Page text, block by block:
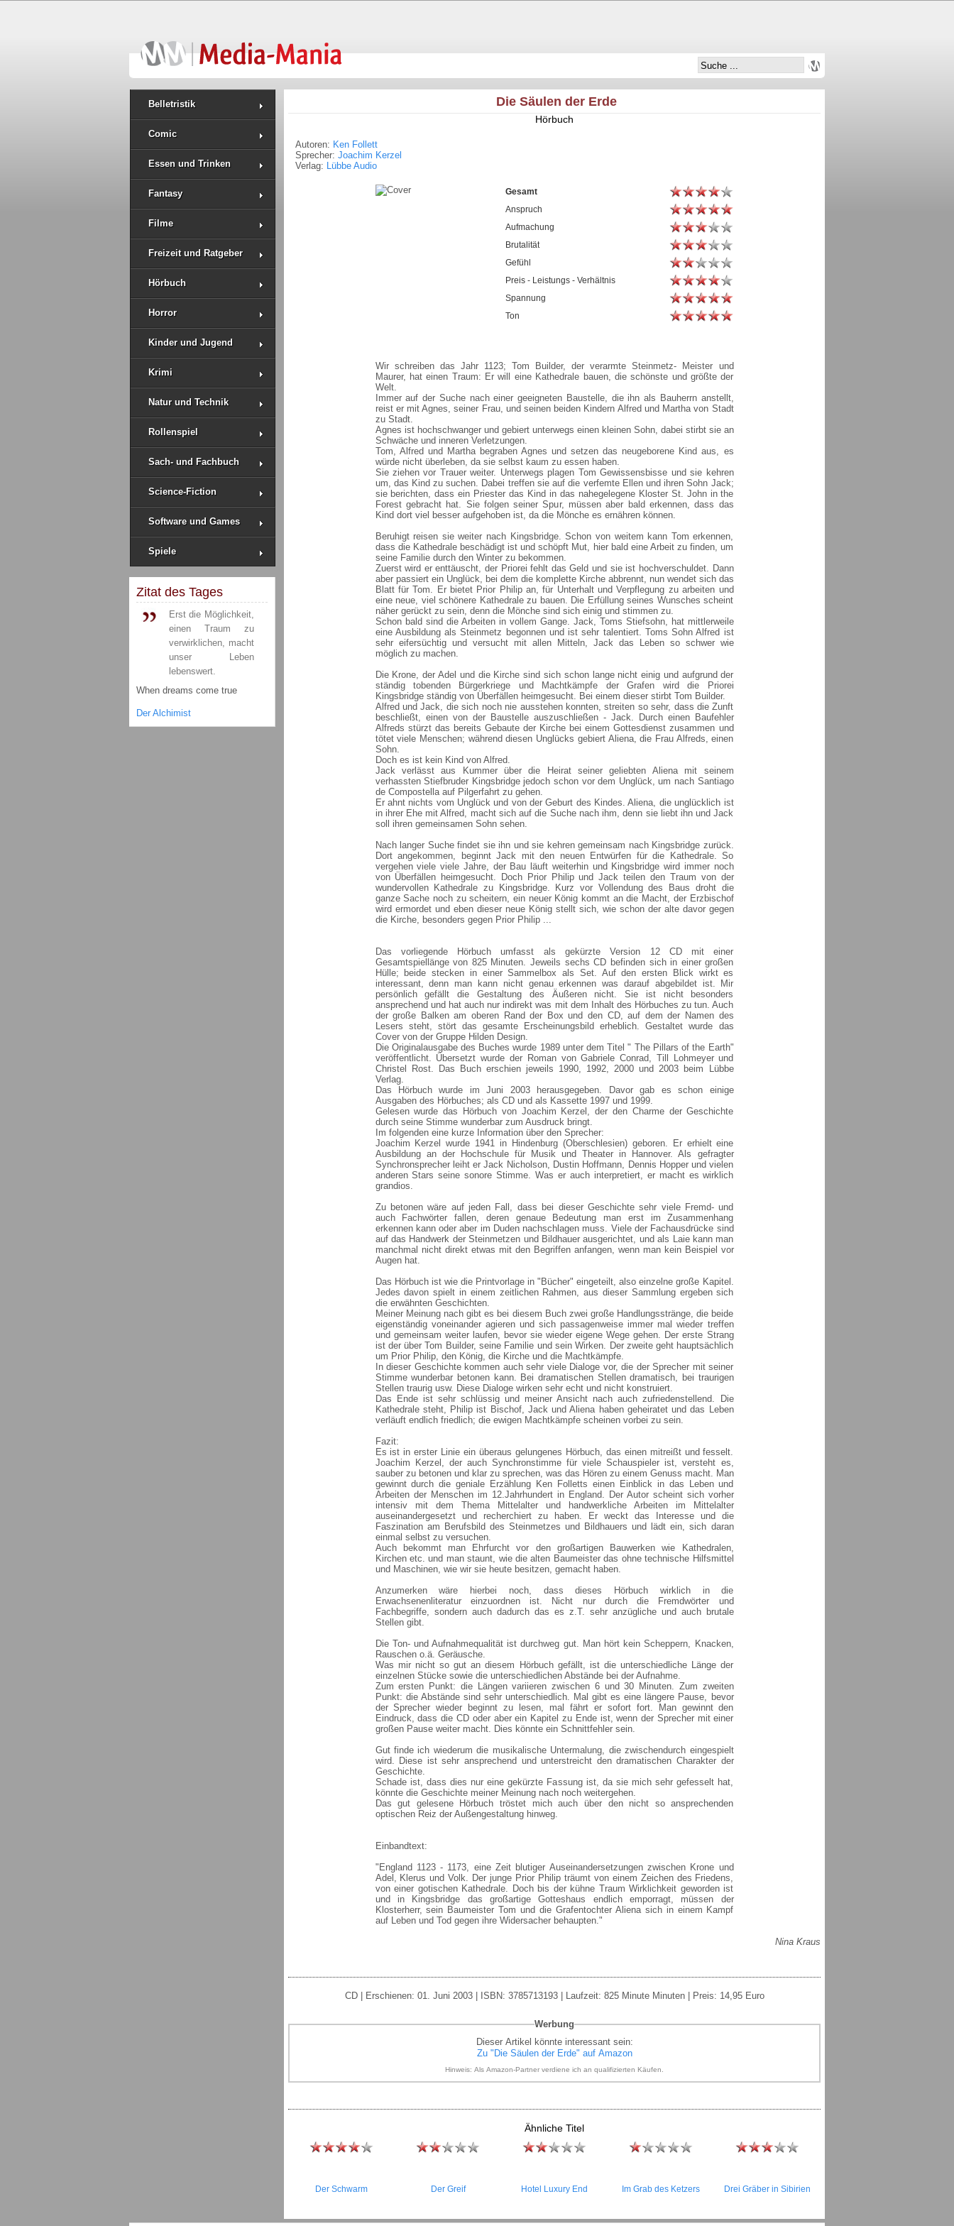
Belletristik
Comic
Essen und Trinken
Fantasy
Filme
Freizeit und Ratgeber
Hörbuch
Horror
Kinder und Jugend
Krimi
Natur und Technik
Rollenspiel
Sach- und Fachbuch
Science-Fiction
Software und Games
Spiele
Zitat des Tages
Erst die Möglichkeit,
einen Traum zu
verwirklichen, macht
unser Leben
lebenswert.
When dreams come true
Der Alchimist
Die Säulen der Erde
Hörbuch
Autoren: Ken Follett
Sprecher: Joachim Kerzel
Verlag: Lübbe Audio
Gesamt
Anspruch
Aufmachung
Brutalität
Gefühl
Preis - Leistungs - Verhältnis
Spannung
Ton
Wir schreiben das Jahr 1123; Tom Builder, der verarmte Steinmetz- Meister und
Maurer, hat einen Traum: Er will eine Kathedrale bauen, die schönste und größte der
Welt.
Immer auf der Suche nach einer geeigneten Baustelle, die ihn als Bauherrn anstellt,
reist er mit Agnes, seiner Frau, und seinen beiden Kindern Alfred und Martha von Stadt
zu Stadt.
Agnes ist hochschwanger und gebiert unterwegs einen kleinen Sohn, dabei stirbt sie an
Schwäche und inneren Verletzungen.
Tom, Alfred und Martha begraben Agnes und setzen das neugeborene Kind aus, es
würde nicht überleben, da sie selbst kaum zu essen haben.
Sie ziehen vor Trauer weiter. Unterwegs plagen Tom Gewissensbisse und sie kehren
um, das Kind zu suchen. Dabei treffen sie auf die verfemte Ellen und ihren Sohn Jack;
sie berichten, dass ein Priester das Kind in das nahegelegene Kloster St. John in the
Forest gebracht hat. Sie folgen seiner Spur, müssen aber bald erkennen, dass das
Kind dort viel besser aufgehoben ist, da die Mönche es ernähren können.
Beruhigt reisen sie weiter nach Kingsbridge. Schon von weitem kann Tom erkennen,
dass die Kathedrale beschädigt ist und schöpft Mut, hier bald eine Arbeit zu finden, um
seine Familie durch den Winter zu bekommen.
Zuerst wird er enttäuscht, der Priorei fehlt das Geld und sie ist hochverschuldet. Dann
aber passiert ein Unglück, bei dem die komplette Kirche abbrennt, nun wendet sich das
Blatt für Tom. Er bietet Prior Philip an, für Unterhalt und Verpflegung zu arbeiten und
eine neue, viel schönere Kathedrale zu bauen. Die Erfüllung seines Wunsches scheint
näher gerückt zu sein, denn die Mönche sind sich einig und stimmen zu.
Schon bald sind die Arbeiten in vollem Gange. Jack, Toms Stiefsohn, hat mittlerweile
eine Ausbildung als Steinmetz begonnen und ist sehr talentiert. Toms Sohn Alfred ist
sehr eifersüchtig und versucht mit allen Mitteln, Jack das Leben so schwer wie
möglich zu machen.
Die Krone, der Adel und die Kirche sind sich schon lange nicht einig und aufgrund der
ständig tobenden Bürgerkriege und Machtkämpfe der Grafen wird die Priorei
Kingsbridge ständig von Überfällen heimgesucht. Bei einem dieser stirbt Tom Builder.
Alfred und Jack, die sich noch nie ausstehen konnten, streiten so sehr, dass die Zunft
beschließt, einen von der Baustelle auszuschließen - Jack. Durch einen Baufehler
Alfreds stürzt das bereits Gebaute der Kirche bei einem Gottesdienst zusammen und
tötet viele Menschen; während diesen Unglücks gebiert Aliena, die Frau Alfreds, einen
Sohn.
Doch es ist kein Kind von Alfred.
Jack verlässt aus Kummer über die Heirat seiner geliebten Aliena mit seinem
verhassten Stiefbruder Kingsbridge jedoch schon vor dem Unglück, um nach Santiago
de Compostella auf Pilgerfahrt zu gehen.
Er ahnt nichts vom Unglück und von der Geburt des Kindes. Aliena, die unglücklich ist
in ihrer Ehe mit Alfred, macht sich auf die Suche nach ihm, denn sie liebt ihn und Jack
soll ihren gemeinsamen Sohn sehen.
Nach langer Suche findet sie ihn und sie kehren gemeinsam nach Kingsbridge zurück.
Dort angekommen, beginnt Jack mit den neuen Entwürfen für die Kathedrale. So
vergehen viele viele Jahre, der Bau läuft weiterhin und Kingsbridge wird immer noch
von Überfällen heimgesucht. Doch Prior Philip und Jack teilen den Traum von der
wundervollen Kathedrale zu Kingsbridge. Kurz vor Vollendung des Baus droht die
ganze Sache noch zu scheitern, ein neuer König kommt an die Macht, der Erzbischof
wird ermordet und eben dieser neue König stellt sich, wie schon der alte davor gegen
die Kirche, besonders gegen Prior Philip ...
Das vorliegende Hörbuch umfasst als gekürzte Version 12 CD mit einer
Gesamtspiellänge von 825 Minuten. Jeweils sechs CD befinden sich in einer großen
Hülle; beide stecken in einer Sammelbox als Set. Auf den ersten Blick wirkt es
interessant, denn man kann nicht genau erkennen was darauf abgebildet ist. Mir
persönlich gefällt die Gestaltung des Äußeren nicht. Sie ist nicht besonders
ansprechend und hat auch nur indirekt was mit dem Inhalt des Hörbuches zu tun. Auch
der große Balken am oberen Rand der Box und den CD, auf dem der Namen des
Lesers steht, stört das gesamte Erscheinungsbild erheblich. Gestaltet wurde das
Cover von der Gruppe Hilden Design.
Die Originalausgabe des Buches wurde 1989 unter dem Titel " The Pillars of the Earth"
veröffentlicht. Übersetzt wurde der Roman von Gabriele Conrad, Till Lohmeyer und
Christel Rost. Das Buch erschien jeweils 1990, 1992, 2000 und 2003 beim Lübbe
Verlag.
Das Hörbuch wurde im Juni 2003 herausgegeben. Davor gab es schon einige
Ausgaben des Hörbuches; als CD und als Kassette 1997 und 1999.
Gelesen wurde das Hörbuch von Joachim Kerzel, der den Charme der Geschichte
durch seine Stimme wunderbar zum Ausdruck bringt.
Im folgenden eine kurze Information über den Sprecher:
Joachim Kerzel wurde 1941 in Hindenburg (Oberschlesien) geboren. Er erhielt eine
Ausbildung an der Hochschule für Musik und Theater in Hannover. Als gefragter
Synchronsprecher leiht er Jack Nicholson, Dustin Hoffmann, Dennis Hopper und vielen
anderen Stars seine sonore Stimme. Was er auch interpretiert, er macht es wirklich
grandios.
Zu betonen wäre auf jeden Fall, dass bei dieser Geschichte sehr viele Fremd- und
auch Fachwörter fallen, deren genaue Bedeutung man erst im Zusammenhang
erkennen kann oder aber im Duden nachschlagen muss. Viele der Fachausdrücke sind
auf das Handwerk der Steinmetzen und Bildhauer ausgerichtet, und als Laie kann man
manchmal nicht direkt etwas mit den Begriffen anfangen, wenn man kein Beispiel vor
Augen hat.
Das Hörbuch ist wie die Printvorlage in "Bücher" eingeteilt, also einzelne große Kapitel.
Jedes davon spielt in einem zeitlichen Rahmen, aus dieser Sammlung ergeben sich
die erwähnten Geschichten.
Meiner Meinung nach gibt es bei diesem Buch zwei große Handlungsstränge, die beide
eigenständig voneinander agieren und sich passagenweise immer mal wieder treffen
und gemeinsam weiter laufen, bevor sie wieder eigene Wege gehen. Der erste Strang
ist der über Tom Builder, seine Familie und sein Wirken. Der zweite geht hauptsächlich
um Prior Philip, den König, die Kirche und die Machtkämpfe.
In dieser Geschichte kommen auch sehr viele Dialoge vor, die der Sprecher mit seiner
Stimme wunderbar betonen kann. Bei dramatischen Stellen dramatisch, bei traurigen
Stellen traurig usw. Diese Dialoge wirken sehr echt und nicht konstruiert.
Das Ende ist sehr schlüssig und meiner Ansicht nach auch zufriedenstellend. Die
Kathedrale steht, Philip ist Bischof, Jack und Aliena haben geheiratet und das Leben
verläuft endlich friedlich; die ewigen Machtkämpfe scheinen vorbei zu sein.
Fazit:
Es ist in erster Linie ein überaus gelungenes Hörbuch, das einen mitreißt und fesselt.
Joachim Kerzel, der auch Synchronstimme für viele Schauspieler ist, versteht es,
sauber zu betonen und klar zu sprechen, was das Hören zu einem Genuss macht. Man
gewinnt durch die geniale Erzählung Ken Folletts einen Einblick in das Leben und
Arbeiten der Menschen im 12.Jahrhundert in England. Der Autor scheint sich vorher
intensiv mit dem Thema Mittelalter und handwerkliche Arbeiten im Mittelalter
auseinandergesetzt und recherchiert zu haben. Er weckt das Interesse und die
Faszination am Berufsbild des Steinmetzes und Bildhauers und lädt ein, sich daran
einmal selbst zu versuchen.
Auch bekommt man Ehrfurcht vor den großartigen Bauwerken wie Kathedralen,
Kirchen etc. und man staunt, wie die alten Baumeister das ohne technische Hilfsmittel
und Maschinen, wie wir sie heute besitzen, gemacht haben.
Anzumerken wäre hierbei noch, dass dieses Hörbuch wirklich in die
Erwachsenenliteratur einzuordnen ist. Nicht nur durch die Fremdwörter und
Fachbegriffe, sondern auch dadurch das es z.T. sehr anzügliche und auch brutale
Stellen gibt.
Die Ton- und Aufnahmequalität ist durchweg gut. Man hört kein Scheppern, Knacken,
Rauschen o.ä. Geräusche.
Was mir nicht so gut an diesem Hörbuch gefällt, ist die unterschiedliche Länge der
einzelnen Stücke sowie die unterschiedlichen Abstände bei der Aufnahme.
Zum ersten Punkt: die Längen variieren zwischen 6 und 30 Minuten. Zum zweiten
Punkt: die Abstände sind sehr unterschiedlich. Mal gibt es eine längere Pause, bevor
der Sprecher wieder beginnt zu lesen, mal fährt er sofort fort. Man gewinnt den
Eindruck, dass die CD oder aber ein Kapitel zu Ende ist, wenn der Sprecher mit einer
großen Pause weiter macht. Dies könnte ein Schnittfehler sein.
Gut finde ich wiederum die musikalische Untermalung, die zwischendurch eingespielt
wird. Diese ist sehr ansprechend und unterstreicht den dramatischen Charakter der
Geschichte.
Schade ist, dass dies nur eine gekürzte Fassung ist, da sie mich sehr gefesselt hat,
könnte die Geschichte meiner Meinung nach noch weitergehen.
Das gut gelesene Hörbuch tröstet mich auch über den nicht so ansprechenden
optischen Reiz der Außengestaltung hinweg.
Einbandtext:
"England 1123 - 1173, eine Zeit blutiger Auseinandersetzungen zwischen Krone und
Adel, Klerus und Volk. Der junge Prior Philip träumt von einem Zeichen des Friedens,
von einer gotischen Kathedrale. Doch bis der kühne Traum Wirklichkeit geworden ist
und in Kingsbridge das großartige Gotteshaus endlich emporragt, müssen der
Klosterherr, sein Baumeister Tom und die Grafentochter Aliena sich in einem Kampf
auf Leben und Tod gegen ihre Widersacher behaupten."
Nina Kraus
CD | Erschienen: 01. Juni 2003 | ISBN: 3785713193 | Laufzeit: 825 Minute Minuten | Preis: 14,95 Euro
Werbung
Dieser Artikel könnte interessant sein:
Zu "Die Säulen der Erde" auf Amazon
Hinweis: Als Amazon-Partner verdiene ich an qualifizierten Käufen.
Ähnliche Titel
Der Schwarm Der Greif Hotel Luxury End Im Grab des Ketzers Drei Gräber in Sibirien